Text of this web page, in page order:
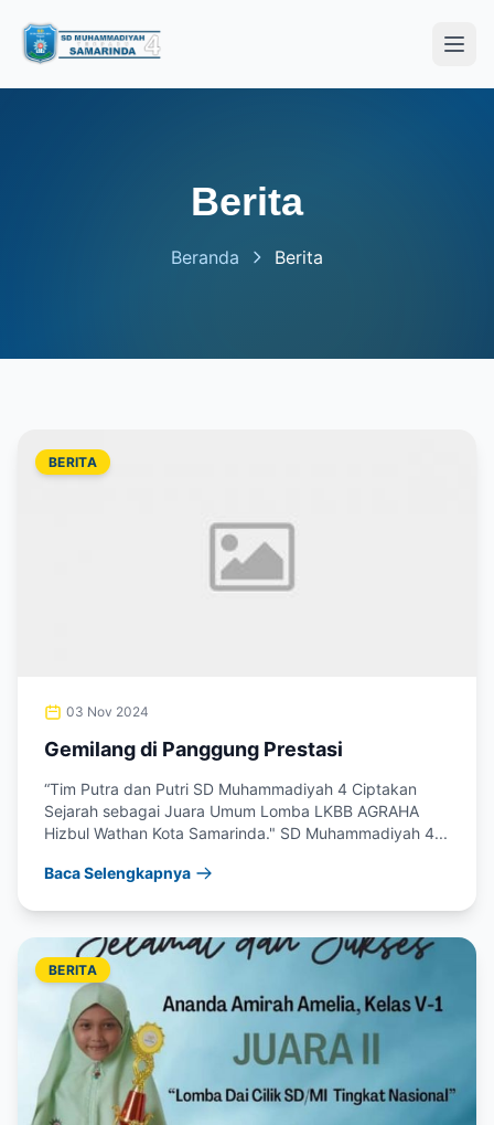
Berita
Beranda Berita
BERITA
03 Nov 2024
Gemilang di Panggung Prestasi
“Tim Putra dan Putri SD Muhammadiyah 4 Ciptakan
Sejarah sebagai Juara Umum Lomba LKBB AGRAHA
Hizbul Wathan Kota Samarinda." SD Muhammadiyah 4...
Baca Selengkapnya
BERITA